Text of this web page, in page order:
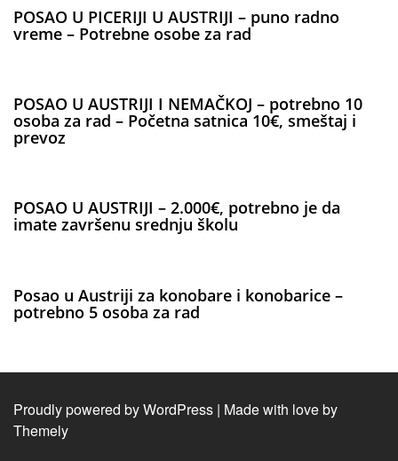
POSAO U PICERIJI U AUSTRIJI – puno radno
vreme – Potrebne osobe za rad
POSAO U AUSTRIJI I NEMAČKOJ – potrebno 10
osoba za rad – Početna satnica 10€, smeštaj i
prevoz
POSAO U AUSTRIJI – 2.000€, potrebno je da
imate završenu srednju školu
Posao u Austriji za konobare i konobarice –
potrebno 5 osoba za rad
Proudly powered by WordPress | Made with love by
Themely